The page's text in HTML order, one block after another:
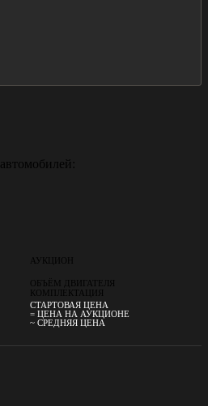
автомобилей:
АУКЦИОН
ОБЪЁМ ДВИГАТЕЛЯ
КОМПЛЕКТАЦИЯ
СТАРТОВАЯ ЦЕНА
= ЦЕНА НА АУКЦИОНЕ
~ СРЕДНЯЯ ЦЕНА